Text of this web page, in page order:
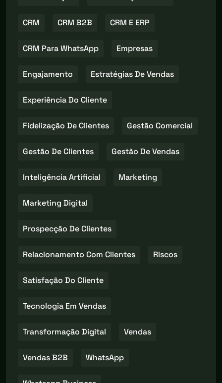
CRM CRM B2B CRM E ERP
CRM Para WhatsApp Empresas
Engajamento Estratégias De Vendas
Experiência Do Cliente
Fidelização De Clientes Gestão Comercial
Gestão De Clientes Gestão De Vendas
Inteligência Artificial Marketing
Marketing Digital
Prospecção De Clientes
Relacionamento Com Clientes Riscos
Satisfação Do Cliente
Tecnologia Em Vendas
Transformação Digital Vendas
Vendas B2B WhatsApp